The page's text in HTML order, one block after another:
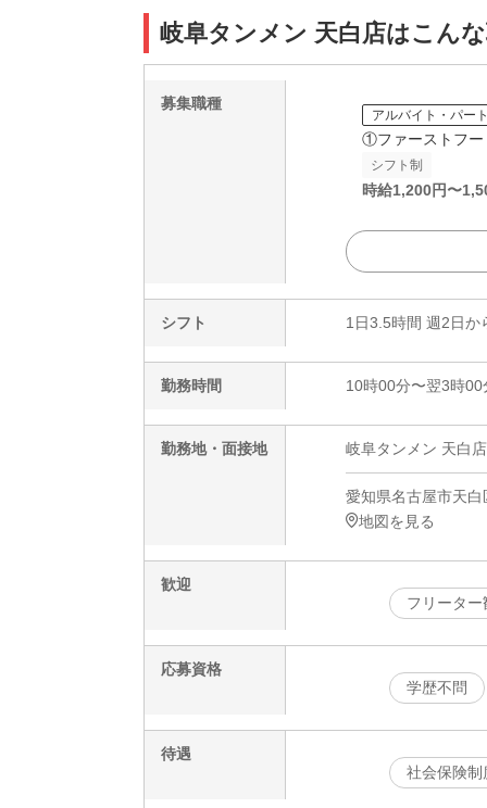
岐阜タンメン 天白店はこん
募集職種
アルバイト・パー
①ファーストフー
シフト制
時給1,200円〜
シフト 1日3.5時間 週2日か
勤務時間 10時00分〜翌3時00
勤務地・面接地 岐阜タンメン 天白店
愛知県名古屋市天
地図を見る
歓迎
フリーター
応募資格
学歴不問
待遇
社会保険制